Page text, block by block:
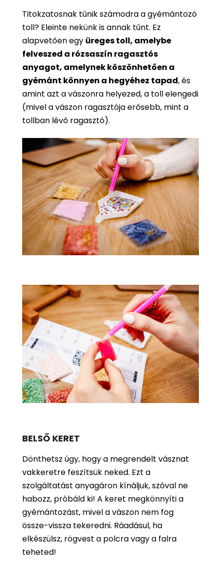
Titokzatosnak tűnik számodra a gyémántozó
toll? Eleinte nekünk is annak tűnt. Ez
alapvetően egy üreges toll, amelybe
felveszed a rózsaszín ragasztós
anyagot, amelynek köszönhetően a
gyémánt könnyen a hegyéhez tapad, és
amint azt a vászonra helyezed, a toll elengedi
(mivel a vászon ragasztója erősebb, mint a
tollban lévő ragasztó).
BELSŐ KERET
Dönthetsz úgy, hogy a megrendelt vásznat
vakkeretre feszítsük neked. Ezt a
szolgáltatást anyagáron kínáljuk, szóval ne
habozz, próbáld ki! A keret megkönnyíti a
gyémántozást, mivel a vászon nem fog
össze-vissza tekeredni. Ráadásul, ha
elkészülsz, rögvest a polcra vagy a falra
teheted!